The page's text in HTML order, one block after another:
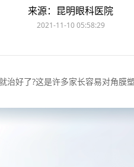
来源：昆明眼科医院
2021-11-10 05:58:29
好了?这是许多家长容易对角膜